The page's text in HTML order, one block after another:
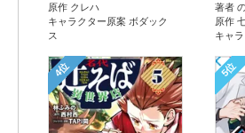
原作 クレハ
キャラクター原案 ボダック
ス
著者
原作
キャ
4位 5位